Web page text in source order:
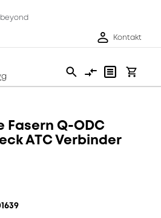
Kontakt
Fasern Q-ODC
ATC Verbinder